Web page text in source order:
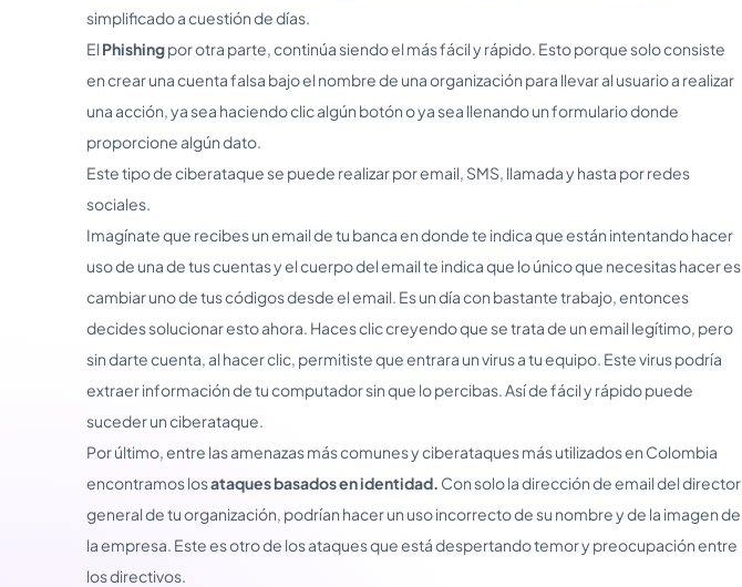
simplificado a cuestión de días.
El Phishingpor otra parte, continúa siendo el más fácil y rápido. Esto porque solo consiste
en crear una cuenta falsa bajo el nombre de una organización para llevar al usuario a realizar
una acción, ya sea haciendo clic algún botón o ya sea llenando un formulario donde
proporcione algún dato.
Este tipo de ciberataque se puede realizar por email, SMS, llamada y hasta por redes
sociales.
Imagínate que recibes un email de tu banca en donde te indica que están intentando hacer
uso de una de tus cuentas y el cuerpo del email te indica que lo único que necesitas hacer es
cambiar uno de tus códigos desde el email. Es un día con bastante trabajo, entonces
decides solucionar esto ahora. Haces clic creyendo que se trata de un email legítimo, pero
sin darte cuenta, al hacer clic, permitiste que entrara un virus a tu equipo. Este virus podría
extraer información de tu computador sin que lo percibas. Así de fácil y rápido puede
suceder un ciberataque.
Por último, entre las amenazas más comunes y ciberataques más utilizados en Colombia
encontramos losataques basados en identidad. Con solo la dirección de email del director
general de tu organización, podrían hacer un uso incorrecto de su nombre y de la imagen de
la empresa. Este es otro de los ataques que está despertando temor y preocupación entre
los directivos.